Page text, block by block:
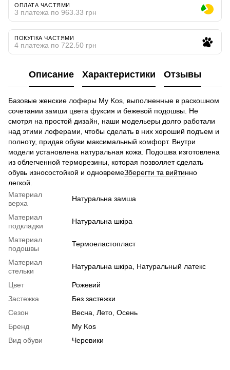
ОПЛАТА ЧАСТЯМИ
3 платежа по 963.33 грн
ПОКУПКА ЧАСТЯМИ
4 платежа по 722.50 грн
Описание Характеристики Отзывы
Базовые женские лоферы My Kos, выполненные в раскошном
сочетании замши цвета фуксия и бежевой подошвы. Не
смотря на простой дизайн, наши модельеры долго работали
над этими лоферами, чтобы сделать в них хороший подъем и
полноту, придав обуви максимальный комфорт. Внутри
модели установлена ​​натуральная кожа. Подошва изготовлена ​​
из облегченной терморезины, которая позволяет сделать
обувь износостойкой и одновремеЗберегти та вийтинно
легкой.
Материал
верха
Натуральна замша
Материал
подкладки
Натуральна шкіра
Материал
подошвы
Термоеластопласт
Материал
стельки
Натуральна шкіра, Натуральный латекс
Цвет
Рожевий
Застежка
Без застежки
Сезон
Весна, Лето, Осень
Бренд
My Kos
Вид обуви
Черевики